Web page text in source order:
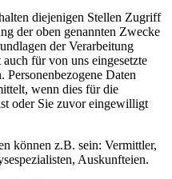
diejenigen Stellen Zugriff
der oben genannten Zwecke
der Verarbeitung
für von uns eingesetzte
Daten
wenn dies für die
oder Sie zuvor eingewilligt
können z.B. sein: Vermittler,
Auskunfteien.